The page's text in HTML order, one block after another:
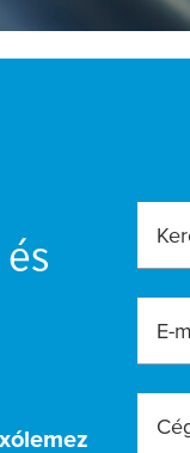
E-